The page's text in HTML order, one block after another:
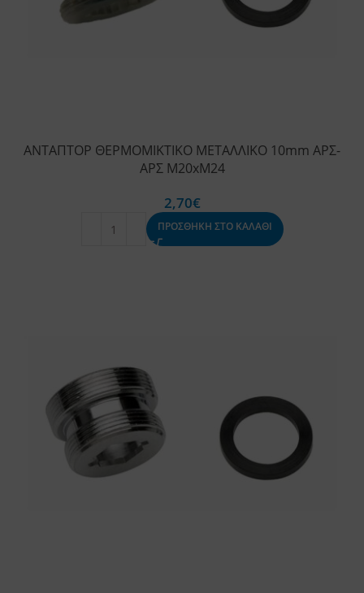
ΑΝΤΑΠΤΟΡ ΘΕΡΜΟΜΙΚΤΙΚΟ ΜΕΤΑΛΛΙΚΟ 10mm ΑΡΣ-
ΑΡΣ Μ20xΜ24
2,70€
ΠΡΟΣΘΗΚΗ ΣΤΟ ΚΑΛΑΘΙ